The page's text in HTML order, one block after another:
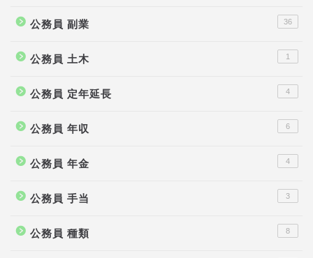
公務員 副業 36
公務員 土木 1
公務員 定年延長 4
公務員 年収 6
公務員 年金 4
公務員 手当 3
公務員 種類 8